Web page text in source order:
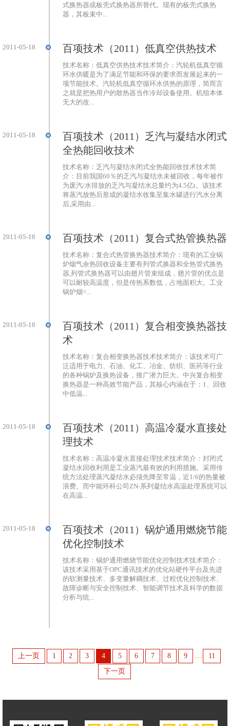
式换热器或板壳式换热器所替代。现有的板壳式换热
器，其板束中...
2011-05-18 百项技术（2011）低真空供热技术
技术名称：低真空供热技术技术简介：汽轮机低真空循
环水供暖是为了满足节能和环保的要求而发展起来的一
项节能技术。汽轮机低真空循环水供热的原理，简而言
之就是把热用户的散热器当作冷却设备使用。机组本体
无大的改...
2011-05-18
百项技术（2011）乏汽与凝结水闭式
全热能回收技术
技术名称：乏汽与凝结水闭式全热能回收技术技术简
介：目前我国60％的乏汽与凝结水未被回收，每年被作
为废汽/水排放的乏汽与凝结水总量约为4.5亿t。该技术
将蒸汽放热后形成的凝结水收集至集水罐进行汽水分离
后,采用由...
2011-05-18 百项技术（2011）复合式热管换热器
技术名称：复合式热管换热器技术简介：现有的工业锅
炉烟气余热回收设备主要有列管式换器和全热管式换热
器,列管式换热器可以由翅片管束组成，翅片管的优点是
可以耐较高温度，但是传热系数低，占地面积大。工业
锅炉烟=...
2011-05-18
百项技术（2011）复合相变换热器技
术
技术名称：复合相变换热器技术技术简介：该技术可广
泛适用于电力、石油、化工、冶金、纺织、医药等行业
的各种锅炉及换热设备，推广潜力巨大。中兴复合相变
换热器是一种高效节能产品，其核心内涵在于：1、回收
中低温...
2011-05-18
百项技术（2011）高温冷凝水直接处
理技术
技术名称：高温冷凝水直接处理技术技术简介：封闭式
凝结水回收利用是工业蒸汽最有效的利用措施。采用传
统方法处理蒸汽凝结水必须先降至常温，近1/6的热量被
浪费。而中能环科公司ZN-系列凝结水高温处理系统可以
在高温...
2011-05-18
百项技术（2011）锅炉通用燃烧节能
优化控制技术
技术名称：锅炉通用燃烧节能优化控制技术技术简介：
该技术采用基于OPC通讯技术的优化站硬件平台及先进
的软测量技术、多变量解耦技术、过程优化控制技术、
故障诊断与安全控制技术、智能调节技术及科学的数据
分析与统...
上一页 1 2 3 4 5 6 7 8 9 …
11
下一页